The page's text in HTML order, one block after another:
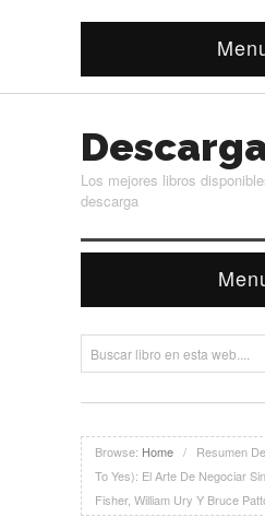
Los mejores libros
descarga
Browse: Home /
Resumen
To Yes): El Arte De Negociar
Fisher, William Ury Y Bruce